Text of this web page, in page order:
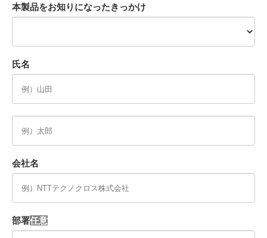
本製品をお知りになったきっかけ
氏名
会社名
部署